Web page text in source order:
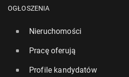
OGŁOSZENIA
Nieruchomości
Pracę oferują
Profile kandydatów